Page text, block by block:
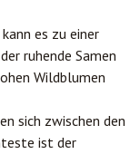
es zu einer
ruhende Samen
Wildblumen
sich zwischen den
ist der